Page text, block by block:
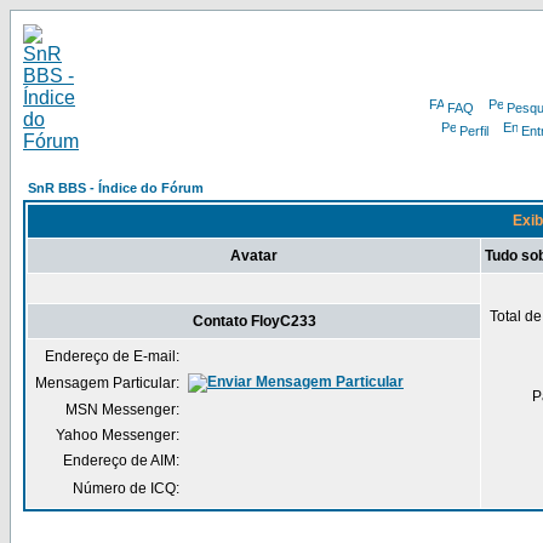
FAQ
Perfil
SnR BBS - Índice do Fórum
Avatar Tudo
Total
Contato FloyC233
Endereço de E-mail:
Mensagem Particular:
MSN Messenger:
Yahoo Messenger:
Endereço de AIM:
Número de ICQ: